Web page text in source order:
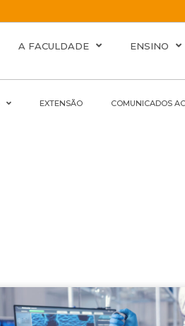
A FACULDADE ENSINO
EXTENSÃO COMUNICADOS